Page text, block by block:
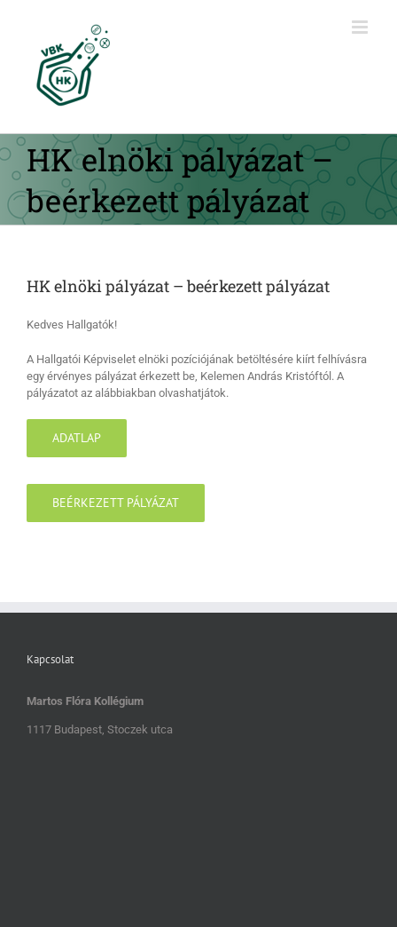
HK elnöki pályázat –
beérkezett pályázat
HK elnöki pályázat – beérkezett pályázat
Kedves Hallgatók!
A Hallgatói Képviselet elnöki pozíciójának betöltésére kiírt felhívásra
egy érvényes pályázat érkezett be, Kelemen András Kristóftól. A
pályázatot az alábbiakban olvashatjátok.
ADATLAP
BEÉRKEZETT PÁLYÁZAT
Kapcsolat
Martos Flóra Kollégium
1117 Budapest, Stoczek utca